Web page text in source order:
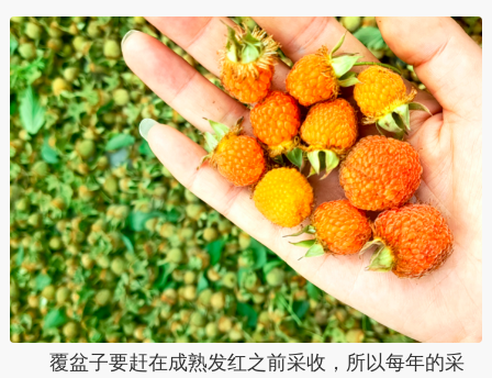
覆盆子要赶在成熟发红之前采收，所以每年的采